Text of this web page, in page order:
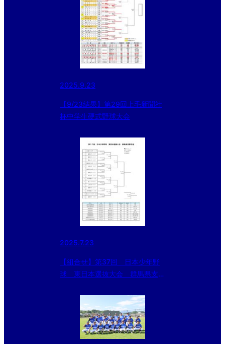
2025.9.23
【9/23結果】第29回上毛新聞社
杯中学生硬式野球大会
2025.7.23
【組合せ】第37回 日本少年野
球 東日本選抜大会 群馬県支部